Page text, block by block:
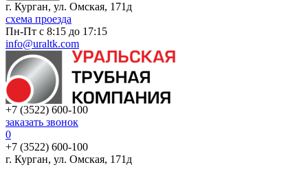
г. Курган, ул. Омская, 171д
схема проезда
Пн-Пт с 8:15 до 17:15
info@uraltk.com
+7 (3522) 600-100
заказать звонок
0
+7 (3522) 600-100
г. Курган, ул. Омская, 171д